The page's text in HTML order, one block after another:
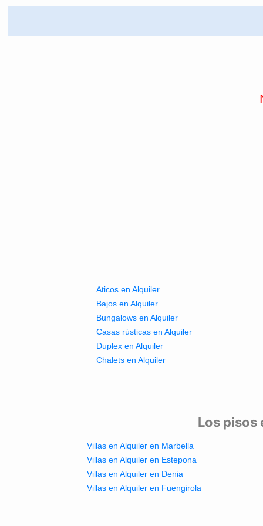
Aticos en Alquiler
Bajos en Alquiler
Bungalows en Alquiler
Casas rústicas en Alquiler
Duplex en Alquiler
Chalets en Alquiler
Los pisos
Villas en Alquiler en Marbella
Villas en Alquiler en Estepona
Villas en Alquiler en Denia
Villas en Alquiler en Fuengirola